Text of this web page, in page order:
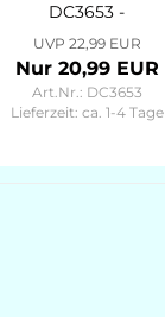
DC3653 -
Seepferdchen
mit
Schmusetuch,
blau 17cm Sous
UVP 22,99 EUR
Nur 20,99 EUR
Art.Nr.: DC3653
Lieferzeit: ca. 1-4 Tage